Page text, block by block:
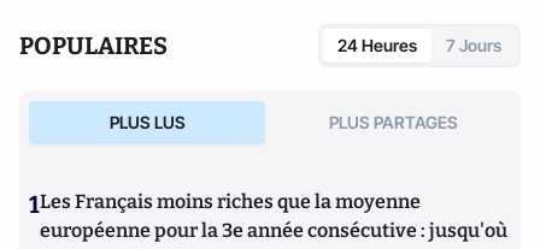
POPULAIRES 24 Heures 7 Jours
PLUS LUS PLUS PARTAGES
1Les Français moins riches que la moyenne
européenne pour la 3e année consécutive : jusqu'où